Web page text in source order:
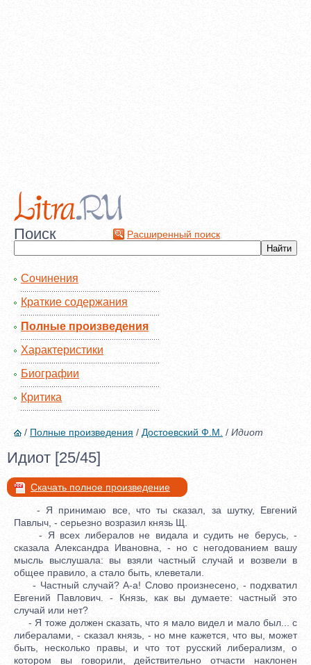
Поиск Расширенный поиск
Сочинения
Краткие содержания
Полные произведения
Характеристики
Биографии
Критика
/ Полные произведения / Достоевский Ф.М. / Идиот
Идиот [25/45]
Скачать полное произведение
- Я принимаю все, что ты сказал, за шутку, Евгений
Павлыч, - серьезно возразил князь Щ.
- Я всех либералов не видала и судить не берусь, -
сказала Александра Ивановна, - но с негодованием вашу
мысль выслушала: вы взяли частный случай и возвели в
общее правило, а стало быть, клеветали.
- Частный случай? А-а! Слово произнесено, - подхватил
Евгений Павлович. - Князь, как вы думаете: частный это
случай или нет?
- Я тоже должен сказать, что я мало видел и мало был... с
либералами, - сказал князь, - но мне кажется, что вы, может
быть, несколько правы, и что тот русский либерализм, о
котором вы говорили, действительно отчасти наклонен